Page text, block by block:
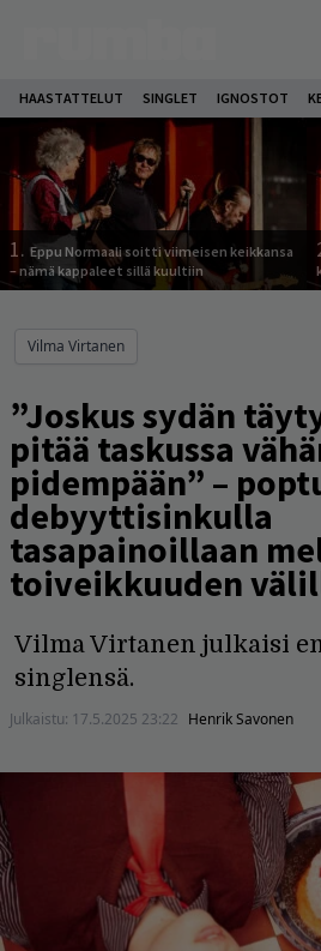
HAASTATTELUT SINGLET IGNOSTOT
1. Eppu Normaali soitti viimeisen keikkansa
– nämä kappaleet sillä kuultiin
Vilma Virtanen
”Joskus sydän
pitää taskussa
pidempään” –
debyyttisinkulla
tasapainoillaan
toiveikkuuden
Vilma Virtanen julkaisi
singlensä.
Julkaistu: 17.5.2025 23:22 Henrik Savonen